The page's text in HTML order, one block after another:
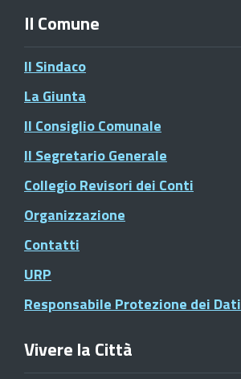
Il Comune
Il Sindaco
La Giunta
Il Consiglio Comunale
Il Segretario Generale
Collegio Revisori dei Conti
Organizzazione
Contatti
URP
Responsabile Protezione dei Dati
Vivere la Città